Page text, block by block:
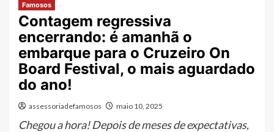
Famosos
Contagem regressiva
encerrando: é amanhã o
embarque para o Cruzeiro On
Board Festival, o mais aguardado
do ano!
assessoriadefamosos maio 10, 2025
Chegou a hora! Depois de meses de expectativas,